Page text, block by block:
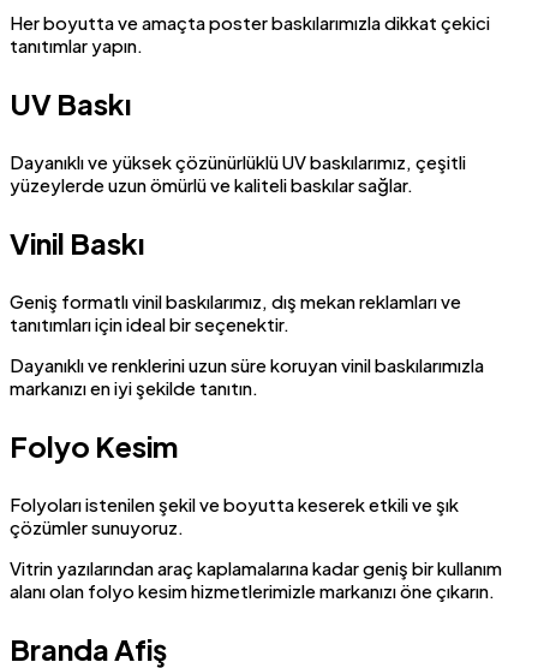
Her boyutta ve amaçta poster baskılarımızla dikkat çekici
tanıtımlar yapın.
UV Baskı
Dayanıklı ve yüksek çözünürlüklü UV baskılarımız, çeşitli
yüzeylerde uzun ömürlü ve kaliteli baskılar sağlar.
Vinil Baskı
Geniş formatlı vinil baskılarımız, dış mekan reklamları ve
tanıtımları için ideal bir seçenektir.
Dayanıklı ve renklerini uzun süre koruyan vinil baskılarımızla
markanızı en iyi şekilde tanıtın.
Folyo Kesim
Folyoları istenilen şekil ve boyutta keserek etkili ve şık
çözümler sunuyoruz.
Vitrin yazılarından araç kaplamalarına kadar geniş bir kullanım
alanı olan folyo kesim hizmetlerimizle markanızı öne çıkarın.
Branda Afiş